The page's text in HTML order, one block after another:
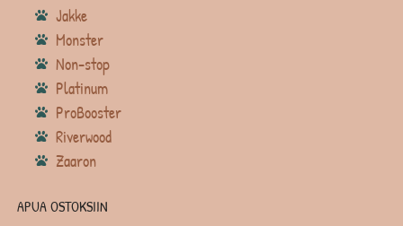
Jakke
Monster
Non-stop
Platinum
ProBooster
Riverwood
Zaaron
APUA OSTOKSIIN